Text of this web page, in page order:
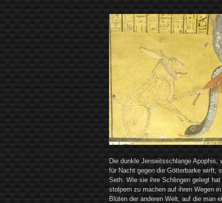
Die dunkle Jenseitsschlange
für Nacht gegen die Götterbarke wirft,
Seth. Wie sie ihre Schlingen gelegt
stolpern zu machen auf ihren Wegen
Blüten der anderen Welt, auf die man